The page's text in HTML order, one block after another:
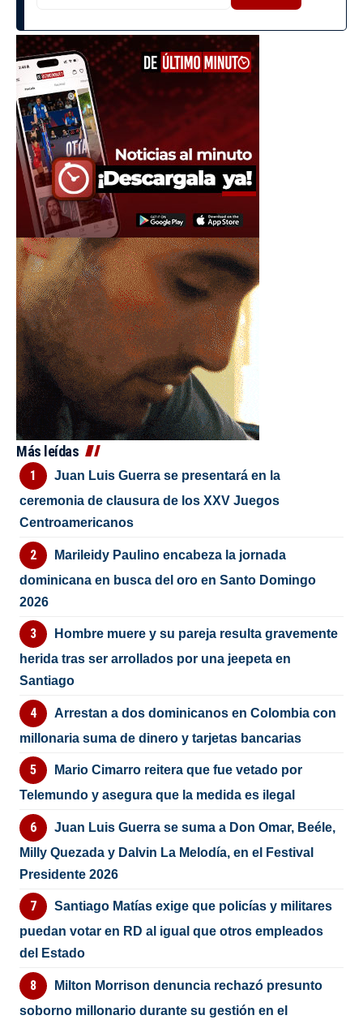
Más leídas
Juan Luis Guerra se presentará en la
ceremonia de clausura de los XXV Juegos
Centroamericanos
Marileidy Paulino encabeza la jornada
dominicana en busca del oro en Santo Domingo
2026
Hombre muere y su pareja resulta gravemente
herida tras ser arrollados por una jeepeta en
Santiago
Arrestan a dos dominicanos en Colombia con
millonaria suma de dinero y tarjetas bancarias
Mario Cimarro reitera que fue vetado por
Telemundo y asegura que la medida es ilegal
Juan Luis Guerra se suma a Don Omar, Beéle,
Milly Quezada y Dalvin La Melodía, en el Festival
Presidente 2026
Santiago Matías exige que policías y militares
puedan votar en RD al igual que otros empleados
del Estado
Milton Morrison denuncia rechazó presunto
soborno millonario durante su gestión en el